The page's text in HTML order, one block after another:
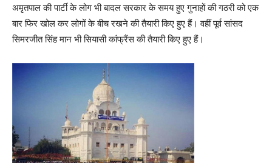
अमृतपाल की पार्टी के लोग भी बादल सरकार के समय हुए गुनाहों की गठरी को एक
बार फिर खोल कर लोगों के बीच रखने की तैयारी किए हुए हैं। वहीं पूर्व सांसद
सिमरजीत सिंह मान भी सियासी कांफ्रैंस की तैयारी किए हुए हैं।